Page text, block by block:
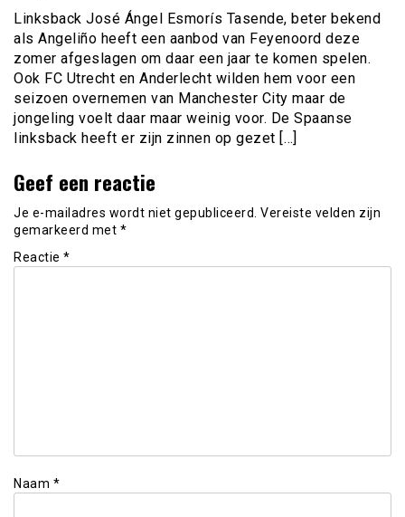
Linksback José Ángel Esmorís Tasende, beter bekend
als Angeliño heeft een aanbod van Feyenoord deze
zomer afgeslagen om daar een jaar te komen spelen.
Ook FC Utrecht en Anderlecht wilden hem voor een
seizoen overnemen van Manchester City maar de
jongeling voelt daar maar weinig voor. De Spaanse
linksback heeft er zijn zinnen op gezet […]
Geef een reactie
Je e-mailadres wordt niet gepubliceerd. Vereiste velden zijn
gemarkeerd met *
Reactie *
Naam *